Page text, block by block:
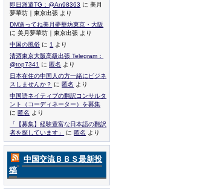
即日派遣TG：@An98363 に 美月
夢華坊｜東京出張 より
DM送ってね美月夢華坊東京・大阪
に 美月夢華坊｜東京出張 より
中国の風俗 に 1
より
清酒東京大阪高級出張 Telegram：
@top7341 に 匿名 より
日本在住の中国人の方一緒にビジネ
スしませんか？ に 匿名 より
中国語ネイティブの翻訳コンサルタ
ント（コーディネーター）を募集
に 匿名 より
「【募集】経験豊富な日本語の翻訳
者を探しています」
に 匿名 より
中国交流ＢＢＳ最新投
稿